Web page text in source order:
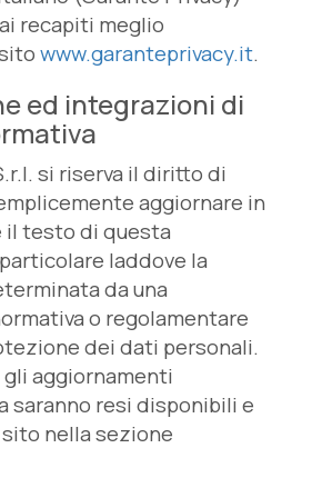
recapiti meglio
www.garanteprivacy.it.
ed integrazioni di
si riserva il diritto di
aggiornare in
testo di questa
laddove la
da una
o regolamentare
dei dati personali.
aggiornamenti
saranno resi disponibili e
nella sezione